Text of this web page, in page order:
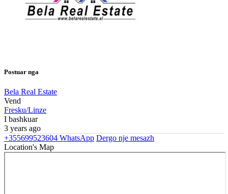
Postuar nga
Bela Real Estate
Vend
Fresku/Linze
I bashkuar
3 years ago
+355699523604 WhatsApp Dergo nje mesazh
Location's Map